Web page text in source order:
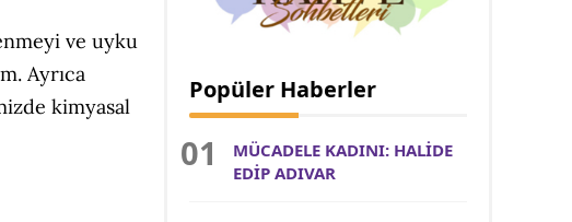
ve uyku
Ayrıca
kimyasal
Popüler Haberler
MÜCADELE KADINI: HALİDE
EDİP ADIVAR